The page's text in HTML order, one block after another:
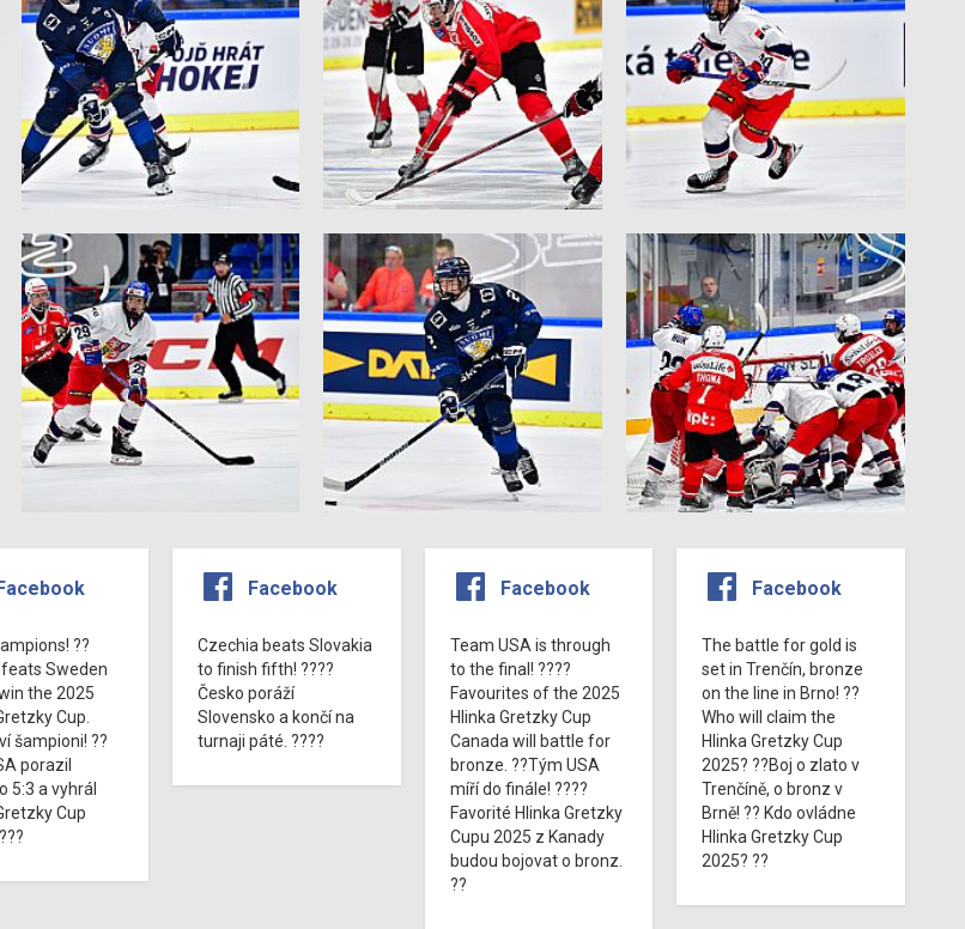
??
Sweden
the 2025
Cup.
šampioni! ??
porazil
5:3 a vyhrál
Cup
Facebook
Czechia beats Slovakia
to finish fifth! ????
Česko poráží
Slovensko a končí na
turnaji páté. ????
Facebook
Team USA is through
to the final! ????
Favourites of the 2025
Hlinka Gretzky Cup
Canada will battle for
bronze. ??Tým USA
míří do finále! ????
Favorité Hlinka Gretzky
Cupu 2025 z Kanady
budou bojovat o bronz.
??
Facebook
The battle for gold is
set in Trenčín, bronze
on the line in Brno! ??
Who will claim the
Hlinka Gretzky Cup
2025? ??Boj o zlato v
Trenčíně, o bronz v
Brně! ?? Kdo ovládne
Hlinka Gretzky Cup
2025? ??